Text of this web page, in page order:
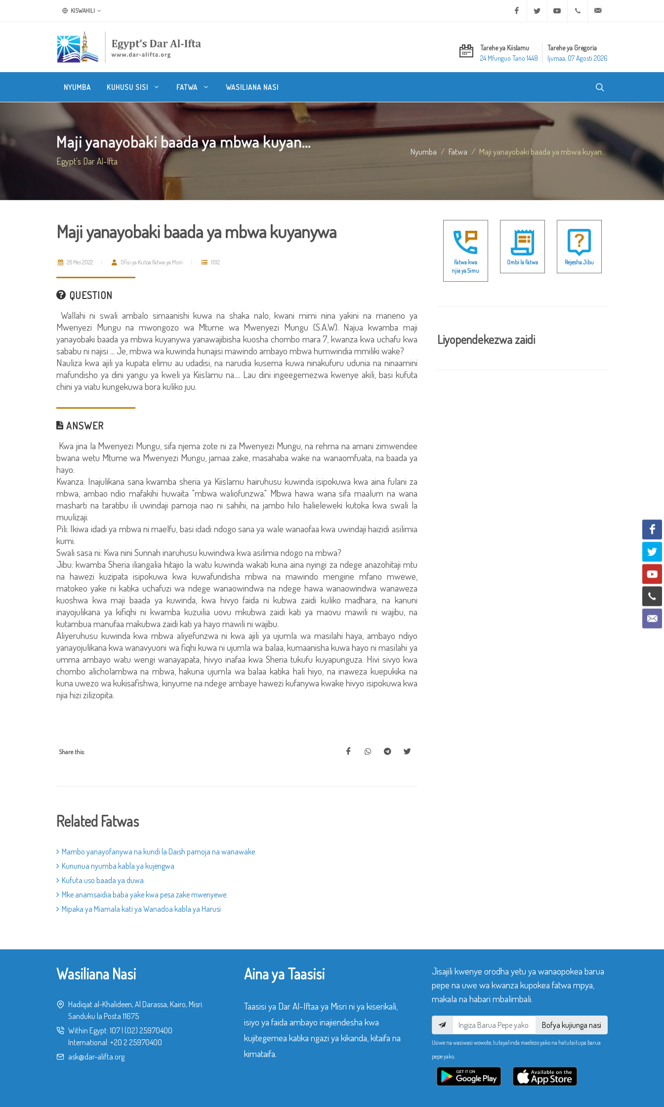
KISWAHILI Facebook Twitter Youtube +20 2 25970400
Tarehe ya Kiislamu
24 Mfunguo Tano 1448
Tarehe ya Gregoria
Ijumaa, 07 Agosti 2026
NYUMBA KUHUSU SISI FATWA WASILIANA NASI
Maji yanayobaki baada ya mbwa kuyan...
Egypt's Dar Al-Ifta
Nyumba Fatwa Maji yanayobaki baada ya mbwa kuyan...
Maji yanayobaki baada ya mbwa kuyanywa
26 Mei 2022 Ofisi ya Kutoa Fatwa ya Misri 1012
QUESTION
Wallahi ni swali ambalo simaanishi kuwa na shaka nalo, kwani mimi nina yakini na maneno ya
Mwenyezi Mungu na mwongozo wa Mtume wa Mwenyezi Mungu (S.A.W). Najua kwamba maji
yanayobaki baada ya mbwa kuyanywa yanawajibisha kuosha chombo mara 7, kwanza kwa uchafu kwa
sababu ni najisi ... Je, mbwa wa kuwinda hunajisi mawindo ambayo mbwa humwindia mmiliki wake?
Nauliza kwa ajili ya kupata elimu au udadisi, na narudia kusema kuwa ninakufuru udunia na ninaamini
mafundisho ya dini yangu ya kweli ya Kiislamu na.... Lau dini ingeegemezwa kwenye akili, basi kufuta
chini ya viatu kungekuwa bora kuliko juu.
ANSWER
Kwa jina la Mwenyezi Mungu, sifa njema zote ni za Mwenyezi Mungu, na rehma na amani zimwendee
bwana wetu Mtume wa Mwenyezi Mungu, jamaa zake, masahaba wake na wanaomfuata, na baada ya
hayo:
Kwanza: Inajulikana sana kwamba sheria ya Kiislamu hairuhusu kuwinda isipokuwa kwa aina fulani za
mbwa, ambao ndio mafakihi huwaita "mbwa waliofunzwa." Mbwa hawa wana sifa maalum na wana
masharti na taratibu ili uwindaji pamoja nao ni sahihi, na jambo hilo halieleweki kutoka kwa swali la
muulizaji.
Pili: Ikiwa idadi ya mbwa ni maelfu, basi idadi ndogo sana ya wale wanaofaa kwa uwindaji haizidi asilimia
kumi.
Swali sasa ni: Kwa nini Sunnah inaruhusu kuwindwa kwa asilimia ndogo na mbwa?
Jibu: kwamba Sheria iliangalia hitajio la watu kuwinda wakati kuna aina nyingi za ndege anazohitaji mtu
na hawezi kuzipata isipokuwa kwa kuwafundisha mbwa na mawindo mengine mfano mwewe,
matokeo yake ni katika uchafuzi wa ndege wanaowindwa na ndege hawa wanaowindwa wanaweza
kuoshwa kwa maji baada ya kuwinda, kwa hivyo faida ni kubwa zaidi kuliko madhara, na kanuni
inayojulikana ya kifiqhi ni kwamba kuzuilia uovu mkubwa zaidi kati ya maovu mawili ni wajibu, na
kutambua manufaa makubwa zaidi kati ya hayo mawili ni wajibu.
Aliyeruhusu kuwinda kwa mbwa aliyefunzwa ni kwa ajili ya ujumla wa masilahi haya, ambayo ndiyo
yanayojulikana kwa wanavyuoni wa fiqhi kuwa ni ujumla wa balaa, kumaanisha kuwa hayo ni masilahi ya
umma ambayo watu wengi wanayapata, hivyo inafaa kwa Sheria tukufu kuyapunguza. Hivi sivyo kwa
chombo alicholambwa na mbwa, hakuna ujumla wa balaa katika hali hiyo, na inaweza kuepukika na
kuna uwezo wa kukisafishwa, kinyume na ndege ambaye hawezi kufanywa kwake hivyo isipokuwa kwa
njia hizi zilizopita.
Share this:
Related Fatwas
Mambo yanayofanywa na kundi la Daish pamoja na wanawake
Kununua nyumba kabla ya kujengwa
Kufuta uso baada ya duwa.
Mke anamsaidia baba yake kwa pesa zake mwenyewe.
Mipaka ya Miamala kati ya Wanadoa kabla ya Harusi
Fatwa kwa
njia ya Simu
Ombi la Fatwa Rejesha Jibu
Liyopendekezwa zaidi
Wasiliana Nasi
Hadiqat al-Khalideen, Al Darassa, Kairo, Misri.
Sanduku la Posta 11675
Within Egypt: 107 (02) 25970400
International: +20 2 25970400
ask@dar-alifta.org
Aina ya Taasisi
Taasisi ya Dar Al-Iftaa ya Misri ni ya kiserikali,
isiyo ya faida ambayo inajiendesha kwa
kujitegemea katika ngazi ya kikanda, kitaifa na
kimataifa.
Jisajili kwenye orodha yetu ya wanaopokea barua
pepe na uwe wa kwanza kupokea fatwa mpya,
makala na habari mbalimbali.
Bofya kujiunga nasi
Usiwe na wasiwasi wowote, tutayalinda maelezo yako na hatutaitupa barua
pepe yako.